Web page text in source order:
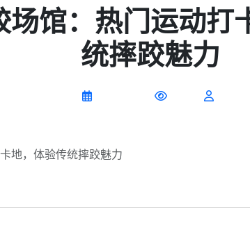
场馆：热门运动打
统摔跤魅力
地，体验传统摔跤魅力